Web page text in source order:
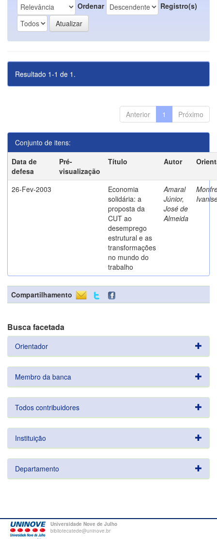
Ordenar Registro(s)
Resultado 1-1 de 1.
Anterior 1 Próximo
Conjunto de itens:
Data de
defesa
Pré-
visualização
Título Autor
26-Fev-2003
Economia
solidária: a
proposta da
CUT ao
desemprego
estrutural e as
transformações
no mundo do
trabalho
Amaral
Júnior,
José de
Almeida
Compartilhamento
Busca facetada
Orientador
Membro da banca
Todos contribuidores
Instituição
Departamento
Universidade Nove de Julho
bibliotecatede@uninove.br